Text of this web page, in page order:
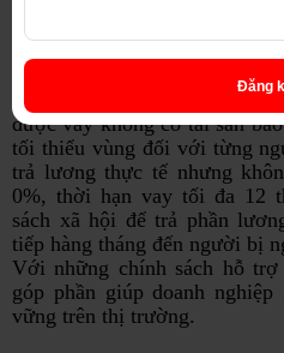
động theo khoản 3 Điều 98
khoảng thời gian từ tháng 4
được vay không có tài sản
tối thiểu vùng đối với từng
trả lương thực tế nhưng
0%, thời hạn vay tối đa 12
sách xã hội để trả phần
tiếp hàng tháng đến người bị
Với những chính sách hỗ
góp phần giúp doanh
vững trên thị trường.
Đăng